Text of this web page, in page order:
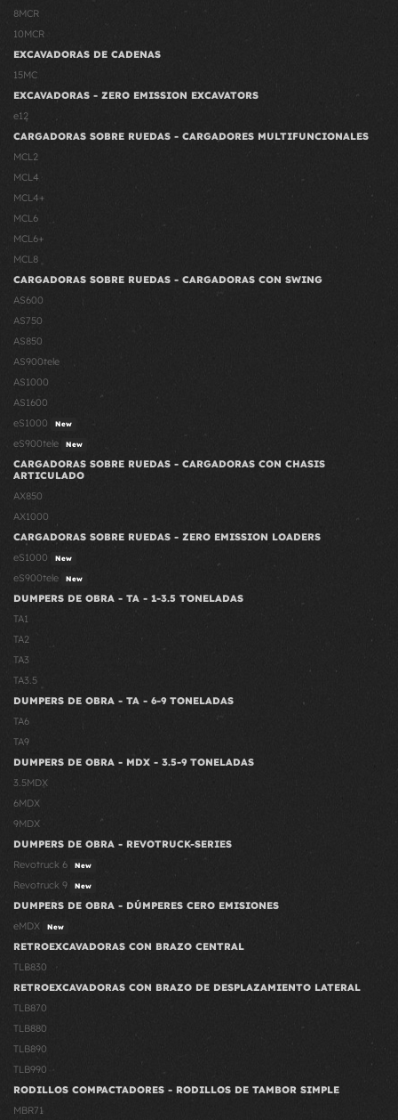
8MCR
10MCR
EXCAVADORAS DE CADENAS
15MC
EXCAVADORAS - ZERO EMISSION EXCAVATORS
e12
CARGADORAS SOBRE RUEDAS - CARGADORES MULTIFUNCIONALES
MCL2
MCL4
MCL4+
MCL6
MCL6+
MCL8
CARGADORAS SOBRE RUEDAS - CARGADORAS CON SWING
AS600
AS750
AS850
AS900tele
AS1000
AS1600
eS1000
New
eS900tele New
CARGADORAS SOBRE RUEDAS - CARGADORAS CON CHASIS
ARTICULADO
AX850
AX1000
CARGADORAS SOBRE RUEDAS - ZERO EMISSION LOADERS
eS1000
New
eS900tele New
DUMPERS DE OBRA - TA - 1-3.5 TONELADAS
TA1
TA2
TA3
TA3.5
DUMPERS DE OBRA - TA - 6-9 TONELADAS
TA6
TA9
DUMPERS DE OBRA - MDX - 3.5-9 TONELADAS
3.5MDX
6MDX
9MDX
DUMPERS DE OBRA - REVOTRUCK-SERIES
Revotruck 6
New
Revotruck 9 New
DUMPERS DE OBRA - DÚMPERES CERO EMISIONES
eMDX
New
RETROEXCAVADORAS CON BRAZO CENTRAL
TLB830
RETROEXCAVADORAS CON BRAZO DE DESPLAZAMIENTO LATERAL
TLB870
TLB880
TLB890
TLB990
RODILLOS COMPACTADORES - RODILLOS DE TAMBOR SIMPLE
MBR71